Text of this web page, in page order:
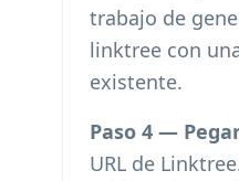
trabajo de
linktree con
existente.
Paso 4 —
URL de